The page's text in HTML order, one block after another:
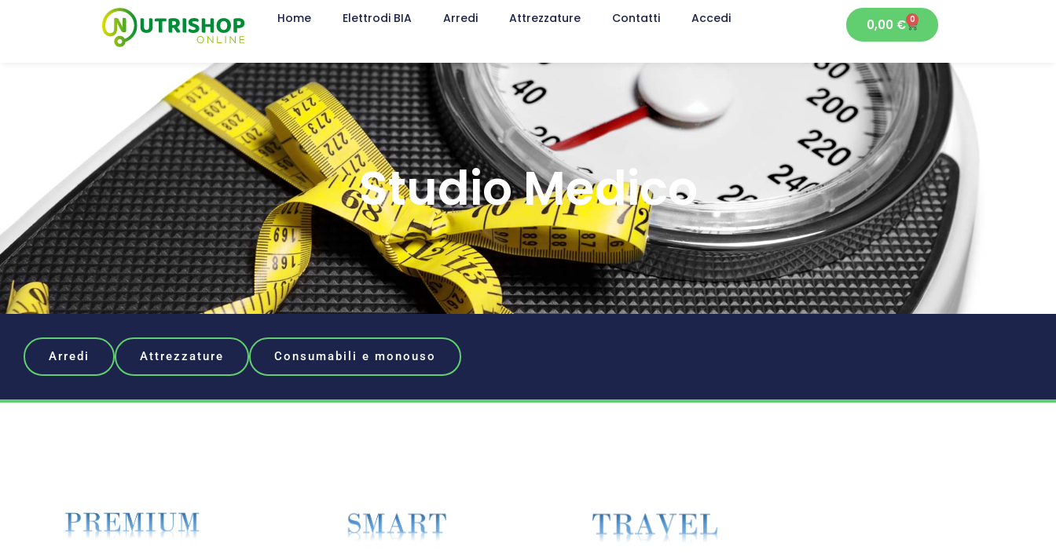
Home Elettrodi BIA Arredi Attrezzature Contatti Accedi 0,00 € 0
Studio Medico
Arredi Attrezzature Consumabili e monouso